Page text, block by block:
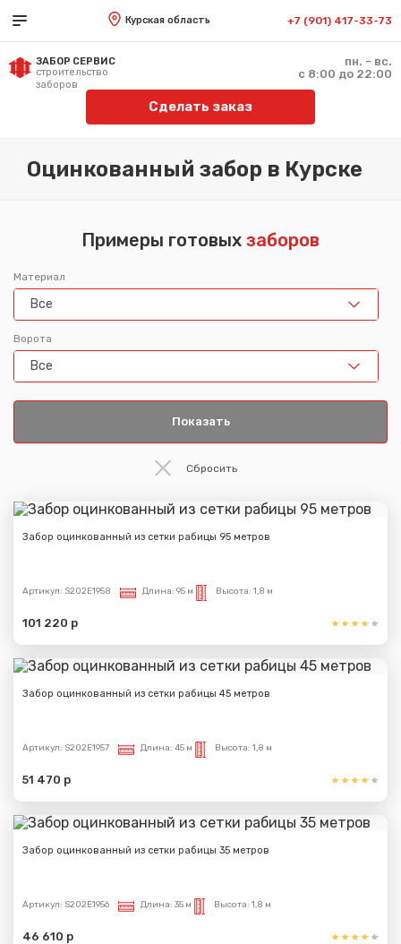
Курская область +7 (901) 417-33-73
ЗАБОР СЕРВИС
строительство
заборов
пн. - вс.
с 8:00 до 22:00
Сделать заказ
Оцинкованный забор в Курске
Примеры готовых заборов
Материал
Все
Ворота
Все
Забор оцинкованный из сетки рабицы 95 метров
Артикул: S202E1958 Длина: 95 м Высота: 1,8 м
101 220 р
Забор оцинкованный из сетки рабицы 45 метров
Артикул: S202E1957 Длина: 45 м Высота: 1,8 м
51 470 р
Забор оцинкованный из сетки рабицы 35 метров
Артикул: S202E1956 Длина: 35 м Высота: 1,8 м
46 610 р